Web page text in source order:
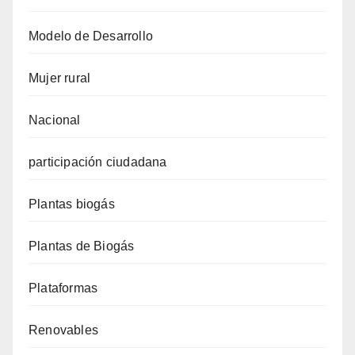
Modelo de Desarrollo
Mujer rural
Nacional
participación ciudadana
Plantas biogás
Plantas de Biogás
Plataformas
Renovables